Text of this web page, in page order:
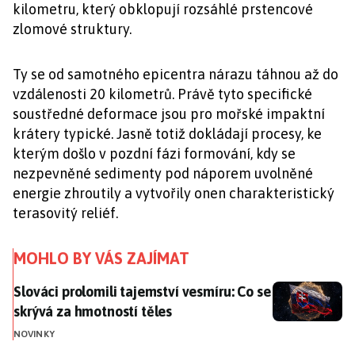
kilometru, který obklopují rozsáhlé prstencové
zlomové struktury.
Ty se od samotného epicentra nárazu táhnou až do
vzdálenosti 20 kilometrů. Právě tyto specifické
soustředné deformace jsou pro mořské impaktní
krátery typické. Jasně totiž dokládají procesy, ke
kterým došlo v pozdní fázi formování, kdy se
nezpevněné sedimenty pod náporem uvolněné
energie zhroutily a vytvořily onen charakteristický
terasovitý reliéf.
MOHLO BY VÁS ZAJÍMAT
Slováci prolomili tajemství vesmíru: Co se skrývá za
Slováci prolomili tajemství vesmíru: Co se
skrývá za hmotností těles
NOVINKY